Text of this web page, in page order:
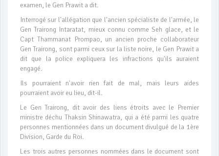
examen, le Gen Prawit a dit.
Interrogé sur l'allégation que l'ancien spécialiste de l'armée, le
Gen Trairong Intaratat, mieux connu comme Seh glace, et le
Capt Thammanat Prompao, un ancien proche collaborateur
Gen Trairong, sont parmi ceux sur la liste noire, le Gen Prawit a
dit que la police expliquera les infractions qu'ils auraient
engagé.
Ils pourraient n'avoir rien fait de mal, mais leurs aides
pourraient avoir eu lieu, dit-il.
Le Gen Trairong, dit avoir des liens étroits avec le Premier
ministre déchu Thaksin Shinawatra, qui a été parmi les quatre
personnes mentionnées dans un document divulgué de la 1ère
Division, Garde du Roi.
Les trois autres personnes nommées dans le document sont